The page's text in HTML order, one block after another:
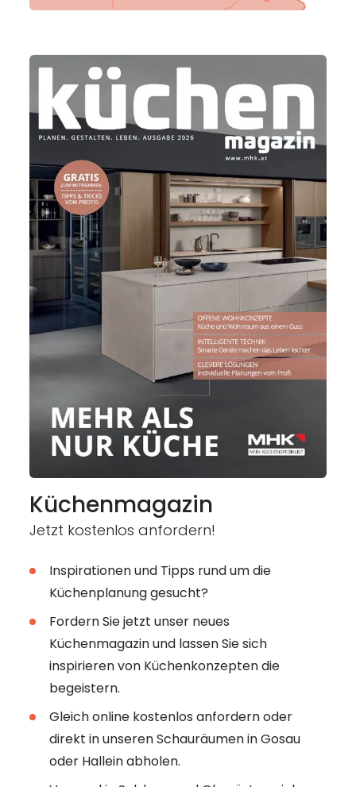
Küchenmagazin
Jetzt kostenlos anfordern!
Inspirationen und Tipps rund um die
Küchenplanung gesucht?
Fordern Sie jetzt unser neues
Küchenmagazin und lassen Sie sich
inspirieren von Küchenkonzepten die
begeistern.
Gleich online kostenlos anfordern oder
direkt in unseren Schauräumen in Gosau
oder Hallein abholen.